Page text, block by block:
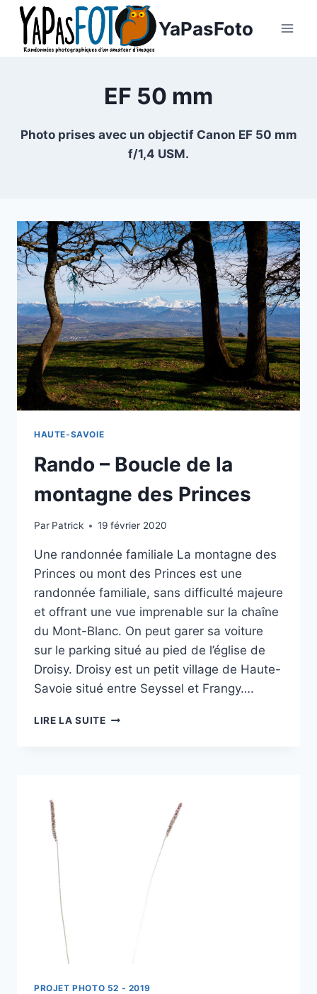
Aller
contenu
YaPasFoto
EF 50 mm
Photo prises avec un objectif Canon EF 50 mm
f/1,4 USM.
HAUTE-SAVOIE
Rando – Boucle de la
montagne des Princes
Par Patrick 19 février 2020
Une randonnée familiale La montagne des
Princes ou mont des Princes est une
randonnée familiale, sans difficulté majeure
et offrant une vue imprenable sur la chaîne
du Mont-Blanc. On peut garer sa voiture
sur le parking situé au pied de l’église de
Droisy. Droisy est un petit village de Haute-
Savoie situé entre Seyssel et Frangy….
LIRE LA SUITERANDO
PROJET PHOTO 52 - 2019